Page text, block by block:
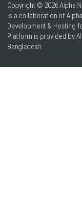
Copyright © 2026 Alpha
is a collaboration of
Development & Hosting
Platform is provided by
Bangladesh.